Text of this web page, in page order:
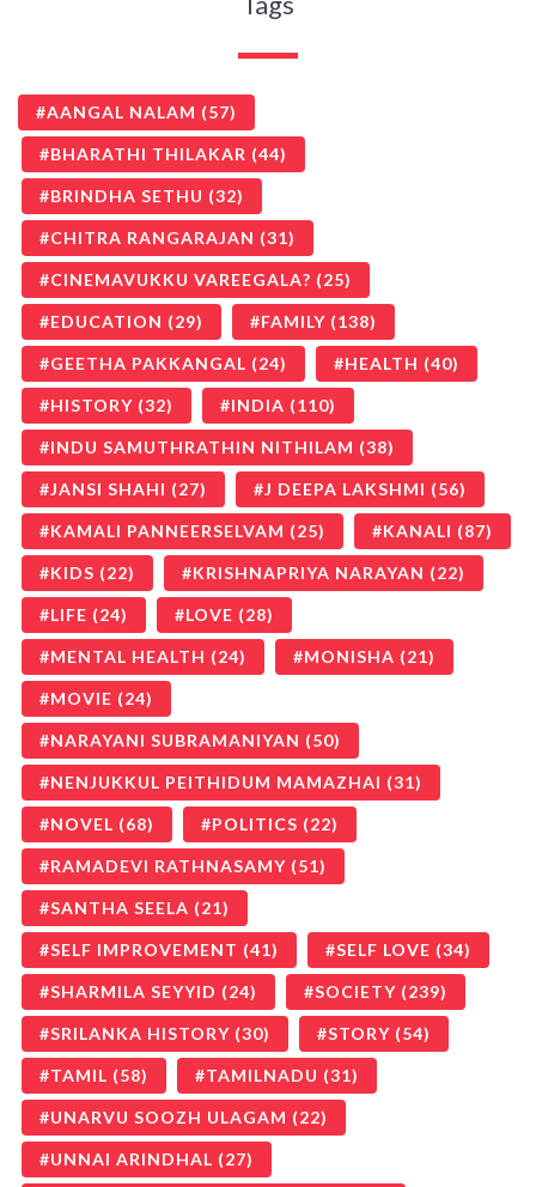
AANGAL NALAM (57)
BHARATHI THILAKAR (44)
BRINDHA SETHU (32)
CHITRA RANGARAJAN (31)
CINEMAVUKKU VAREEGALA? (25)
EDUCATION (29) FAMILY (138)
GEETHA PAKKANGAL (24) HEALTH (40)
HISTORY (32) INDIA (110)
INDU SAMUTHRATHIN NITHILAM (38)
JANSI SHAHI (27) J DEEPA LAKSHMI (56)
KAMALI PANNEERSELVAM (25) KANALI (87)
KIDS (22) KRISHNAPRIYA NARAYAN (22)
LIFE (24) LOVE (28)
MENTAL HEALTH (24) MONISHA (21)
MOVIE (24)
NARAYANI SUBRAMANIYAN (50)
NENJUKKUL PEITHIDUM MAMAZHAI (31)
NOVEL (68) POLITICS (22)
RAMADEVI RATHNASAMY (51)
SANTHA SEELA (21)
SELF IMPROVEMENT (41) SELF LOVE (34)
SHARMILA SEYYID (24) SOCIETY (239)
SRILANKA HISTORY (30) STORY (54)
TAMIL (58) TAMILNADU (31)
UNARVU SOOZH ULAGAM (22)
UNNAI ARINDHAL (27)